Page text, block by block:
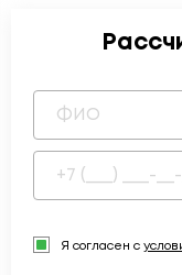
Я согласен с